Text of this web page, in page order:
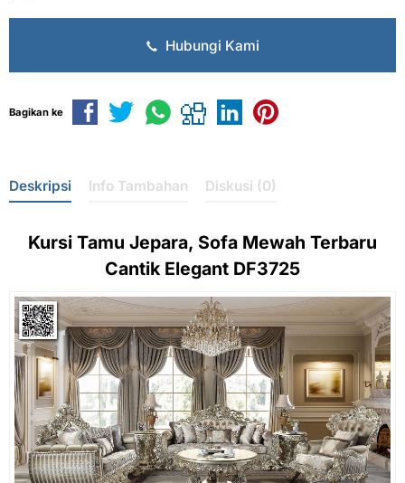
Hubungi Kami
Bagikan ke
Deskripsi Info Tambahan Diskusi (0)
Kursi Tamu Jepara, Sofa Mewah Terbaru
Cantik Elegant DF3725